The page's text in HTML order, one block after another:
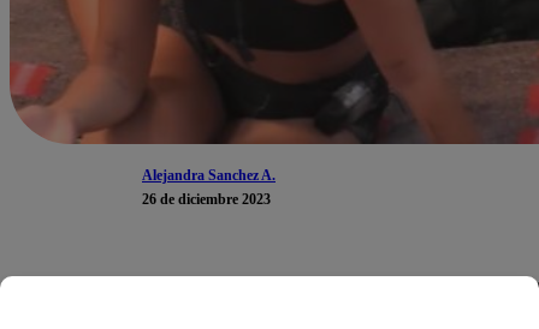
Alejandra Sanchez A.
26 de diciembre 2023
En el nuevo capítulo de “Papá en Apuros”, los niños